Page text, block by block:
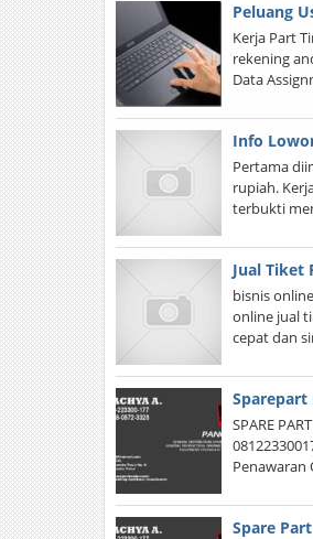
Peluang
Kerja Part
rekening
Data
Info
Pertama
rupiah.
terbukti
Jual Tiket
bisnis
online jual
cepat dan
SPARE
Penawaran
Spare